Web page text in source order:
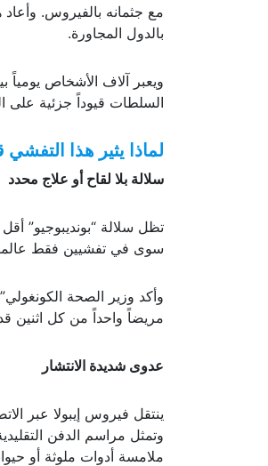
ويتعلق الأمر بامرأة أُصيبت
مع جثمانه بالفيروس.
ويعبر آلاف الأشخاص يومياً
لماذا يثير هذا
تظل سلالة “بونديبوجيو”
ينتقل فيروس إيبولا عبر
وتمثل مراسم الدفن